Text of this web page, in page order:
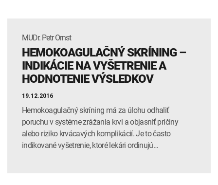
MUDr. Petr Ornst
HEMOKOAGULAČNÝ SKRÍNING –
INDIKÁCIE NA VYŠETRENIE A
HODNOTENIE VÝSLEDKOV
19.12.2016
Hemokoagulačný skríning má za úlohu odhaliť
poruchu v systéme zrážania krvi a objasniť príčiny
alebo riziko krvácavých komplikácií. Je to často
indikované vyšetrenie, ktoré lekári ordinujú…